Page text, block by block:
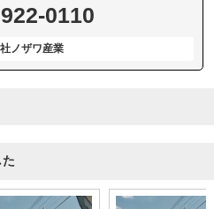
0110
ノザワ産業